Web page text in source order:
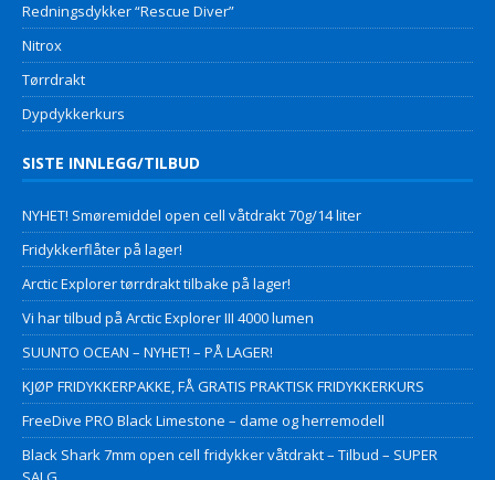
Redningsdykker “Rescue Diver”
Nitrox
Tørrdrakt
Dypdykkerkurs
SISTE INNLEGG/TILBUD
NYHET! Smøremiddel open cell våtdrakt 70g/14 liter
Fridykkerflåter på lager!
Arctic Explorer tørrdrakt tilbake på lager!
Vi har tilbud på Arctic Explorer III 4000 lumen
SUUNTO OCEAN – NYHET! – PÅ LAGER!
KJØP FRIDYKKERPAKKE, FÅ GRATIS PRAKTISK FRIDYKKERKURS
FreeDive PRO Black Limestone – dame og herremodell
Black Shark 7mm open cell fridykker våtdrakt – Tilbud – SUPER